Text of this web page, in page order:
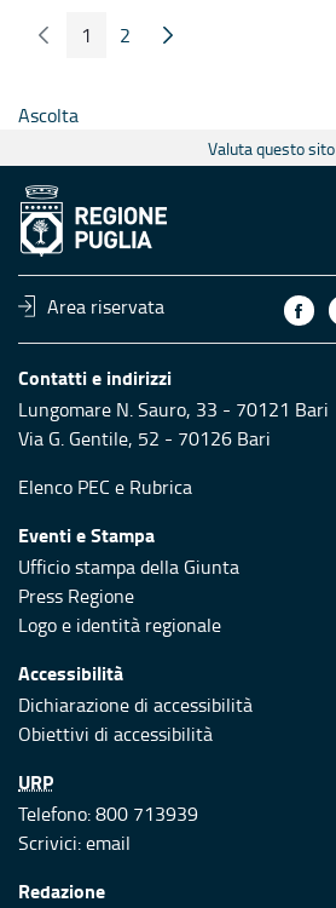
Pagina Precedente
Pagina
1 Pagina
2 Pagina Seguente
Ascolta
Valuta questo sito
Area riservata
Contatti e indirizzi
Lungomare N. Sauro, 33 - 70121 Bari
Via G. Gentile, 52 - 70126 Bari
Elenco PEC e Rubrica
Eventi e Stampa
Ufficio stampa della Giunta
Press Regione
Logo e identità regionale
Accessibilità
Dichiarazione di accessibilità
Obiettivi di accessibilità
URP
Telefono: 800 713939
Scrivici:email
Redazione